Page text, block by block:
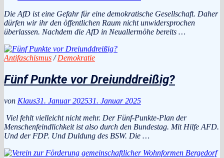
Die AfD ist eine Gefahr für eine demokratische Gesellschaft. Daher
dürfen wir ihr den öffentlichen Raum nicht unwidersprochen
überlassen. Nachdem die AfD in Neuallermöhe bereits …
Antifaschismus /Demokratie
Fünf Punkte vor Dreiunddreißig?
von Klaus31. Januar 202531. Januar 2025
Viel fehlt vielleicht nicht mehr. Der Fünf-Punkte-Plan der
Menschenfeindlichkeit ist also durch den Bundestag. Mit Hilfe AFD.
Und der FDP. Und Duldung des BSW. Die …